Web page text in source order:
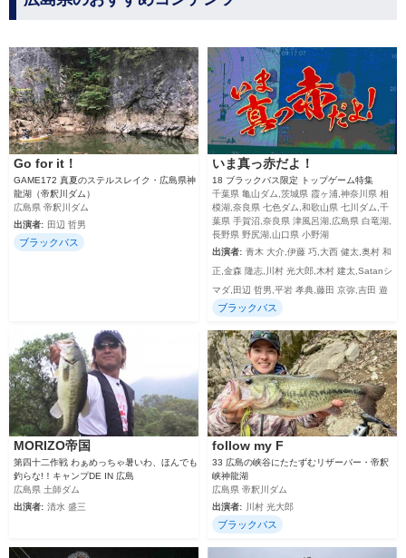
Go for it！
GAME172 真夏のステルスレイク・広島県神
龍湖（帝釈川ダム）
広島県 帝釈川ダム
出演者: 田辺 哲男
ブラックバス
いま真っ赤だよ！
18 ブラックバス限定 トップゲーム特集
千葉県 亀山ダム,茨城県 霞ヶ浦,神奈川県 相
模湖,奈良県 七色ダム,和歌山県 七川ダム,千
葉県 手賀沼,奈良県 津風呂湖,広島県 白竜湖,
長野県 野尻湖,山口県 小野湖
出演者: 青木 大介,伊藤 巧,大西 健太,奥村 和
正,金森 隆志,川村 光大郎,木村 建太,Satanシ
マダ,田辺 哲男,平岩 孝典,藤田 京弥,吉田 遊
ブラックバス
MORIZO帝国
第四十二作戦 わぁめっちゃ暑いわ、ほんでも
釣らな!！キャンプDE IN 広島
広島県 土師ダム
出演者: 清水 盛三
follow my F
33 広島の峡谷にたたずむリザーバー・帝釈
峡神龍湖
広島県 帝釈川ダム
出演者:
川村 光大郎
ブラックバス